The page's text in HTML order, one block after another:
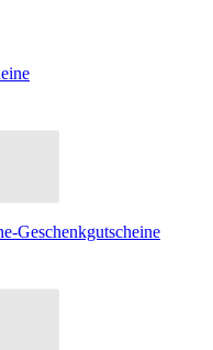
Geschenkgutscheine